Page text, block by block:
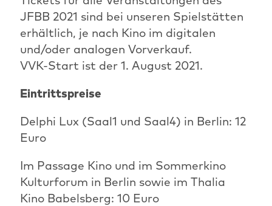
JFBB 2021 sind bei unseren Spielstätten
erhältlich, je nach Kino im digitalen
und/oder analogen Vorverkauf.
VVK-Start ist der 1. August 2021.
Eintrittspreise
Delphi Lux (Saal1 und Saal4) in Berlin: 12
Euro
Im Passage Kino und im Sommerkino
Kulturforum in Berlin sowie im Thalia
Kino Babelsberg: 10 Euro